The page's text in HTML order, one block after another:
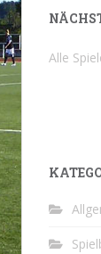
Alle